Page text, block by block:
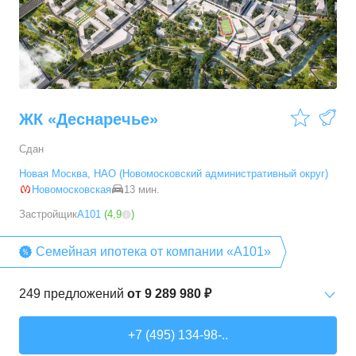
3-комн. кв. от9 786 520 ₽
54,28–88,2м² 19 предложений
ЖК «Деснаречье»
Сдан
Новая Москва, НАО (Новомосковский административный округ)
Новомосковская
13 мин.
ЗастройщикА101 (4,9 )
Семейная ипотека от компании «А101»
249 предложений от 9 289 980 ₽
+7 (495) 134-98-..